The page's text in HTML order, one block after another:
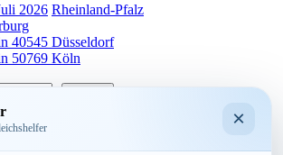
2026 Rheinland-Pfalz
40545 Düsseldorf
50769 Köln
×